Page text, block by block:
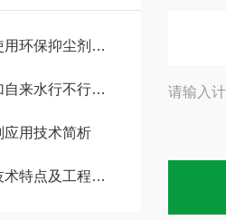
力各行业扬尘达标治理
？我心里一直犯嘀咕
应用技术简析
及工程应用优势
请输入